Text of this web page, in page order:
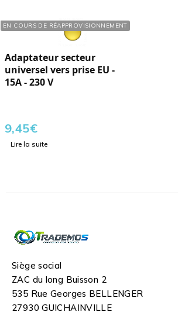
EN COURS DE RÉAPPROVISIONNEMENT
Réf. : 595301
Adaptateur secteur
universel vers prise EU -
15A - 230 V
9,45€
Lire la suite
Siège social
ZAC du long Buisson 2
535 Rue Georges BELLENGER
27930 GUICHAINVILLE